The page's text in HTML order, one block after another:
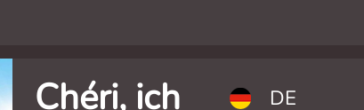
Chéri, ich
DE